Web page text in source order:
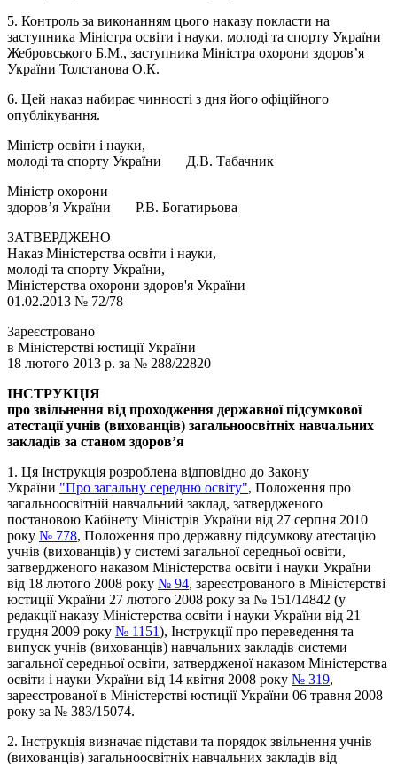
5. Контроль за виконанням цього наказу покласти на
заступника Міністра освіти і науки, молоді та спорту України
Жебровського Б.М., заступника Міністра охорони здоров’я
України Толстанова О.К.
6. Цей наказ набирає чинності з дня його офіційного
опублікування.
Міністр освіти і науки,
молоді та спорту України Д.В. Табачник
Міністр охорони
здоров’я України Р.В. Богатирьова
ЗАТВЕРДЖЕНО
Наказ Міністерства освіти і науки,
молоді та спорту України,
Міністерства охорони здоров'я України
01.02.2013 № 72/78
Зареєстровано
в Міністерстві юстиції України
18 лютого 2013 р. за № 288/22820
ІНСТРУКЦІЯ
про звільнення від проходження державної підсумкової
атестації учнів (вихованців) загальноосвітніх навчальних
закладів за станом здоров’я
1. Ця Інструкція розроблена відповідно до Закону
України "Про загальну середню освіту", Положення про
загальноосвітній навчальний заклад, затвердженого
постановою Кабінету Міністрів України від 27 серпня 2010
року № 778, Положення про державну підсумкову атестацію
учнів (вихованців) у системі загальної середньої освіти,
затвердженого наказом Міністерства освіти і науки України
від 18 лютого 2008 року № 94, зареєстрованого в Міністерстві
юстиції України 27 лютого 2008 року за № 151/14842 (у
редакції наказу Міністерства освіти і науки України від 21
грудня 2009 року № 1151), Інструкції про переведення та
випуск учнів (вихованців) навчальних закладів системи
загальної середньої освіти, затвердженої наказом Міністерства
освіти і науки України від 14 квітня 2008 року № 319,
зареєстрованої в Міністерстві юстиції України 06 травня 2008
року за № 383/15074.
2. Інструкція визначає підстави та порядок звільнення учнів
(вихованців) загальноосвітніх навчальних закладів від